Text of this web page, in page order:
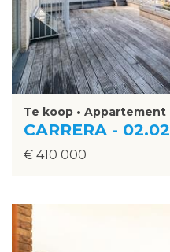
Te koop • Appartement
CARRERA - 02.02
€ 410 000